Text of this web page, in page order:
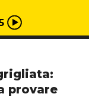
provare